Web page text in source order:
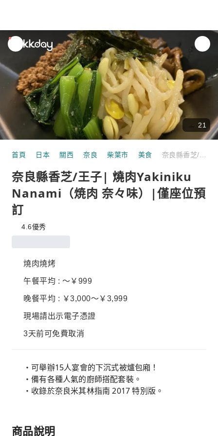
unread
notifications
21
首頁 日本 關西 奈良 柴葉市 美食
奈良縣香芝/王子| 燒肉Yakiniku
Nanami（焼肉 奈々味）|僅座位預
訂
4.6優秀
燒肉燒烤
午餐平均 : ～￥999
晚餐平均 : ￥3,000～￥3,999
現場請出示電子憑證
3天前可免費取消
・可舉辦15人宴會的下沉式被爐包廂！
・備有各種人氣的廚師搭配套裝。
・收錄於奈良米其林指南 2017 特別版。
商品說明